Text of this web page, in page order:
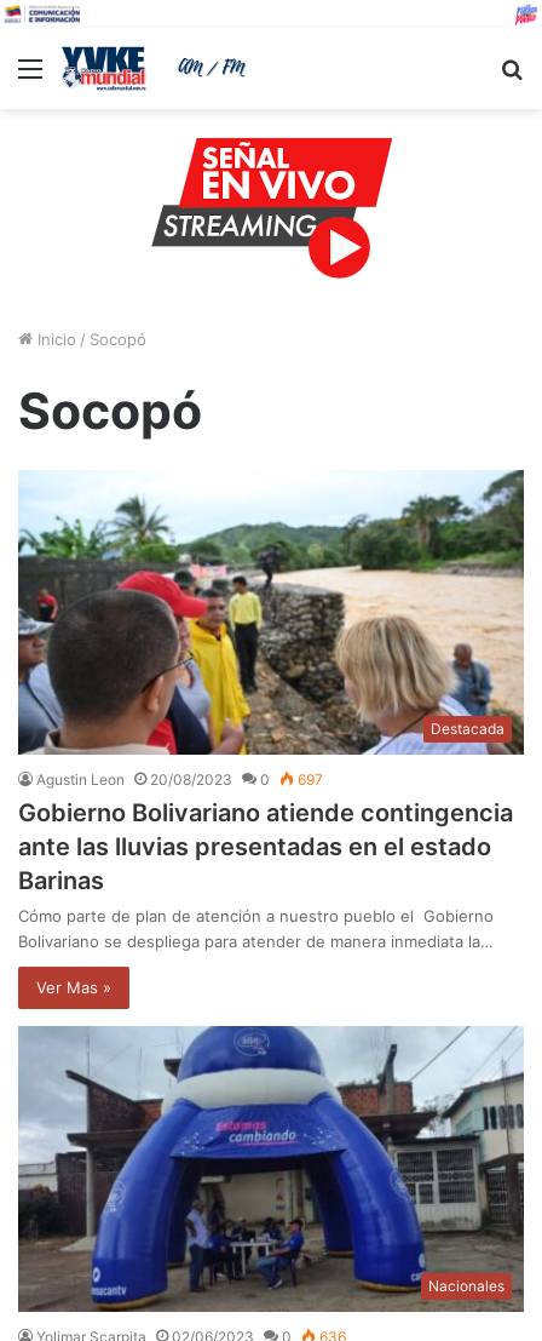
Menu
Inicio / Socopó
Socopó
Destacada
Agustin Leon 20/08/2023 0 697
Gobierno Bolivariano atiende contingencia
ante las lluvias presentadas en el estado
Barinas
Cómo parte de plan de atención a nuestro pueblo el Gobierno
Bolivariano se despliega para atender de manera inmediata la…
Ver Mas »
Nacionales
Yolimar Scarpita 02/06/2023 0 636